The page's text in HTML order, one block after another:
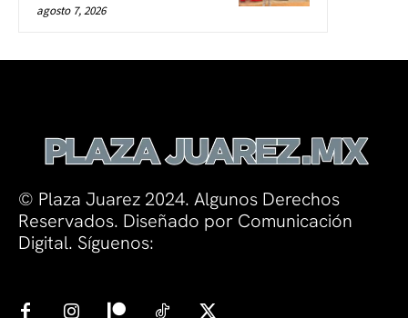
agosto 7, 2026
© Plaza Juarez 2024. Algunos Derechos
Reservados. Diseñado por Comunicación
Digital. Síguenos: